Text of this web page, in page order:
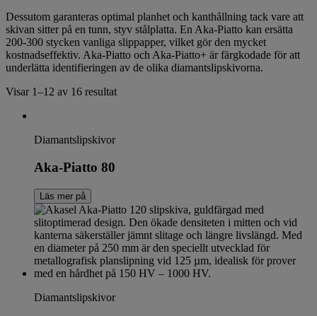
Dessutom garanteras optimal planhet och kanthållning tack vare att
skivan sitter på en tunn, styv stålplatta. En Aka-Piatto kan ersätta
200-300 stycken vanliga slippapper, vilket gör den mycket
kostnadseffektiv. Aka-Piatto och Aka-Piatto+ är färgkodade för att
underlätta identifieringen av de olika diamantslipskivorna.
Visar 1–12 av 16 resultat
Diamantslipskivor
Aka-Piatto 80
Läs mer på
Diamantslipskivor